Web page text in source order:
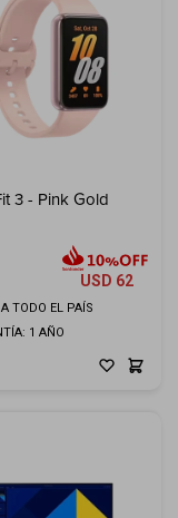
3 - Pink Gold
USD 62
1 AÑO
TODO EL PAÍS